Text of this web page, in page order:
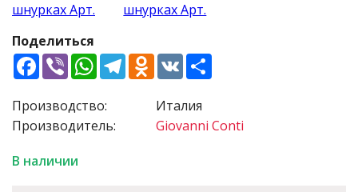
Поделиться
Facebook
ViberWhatsApp
TelegramOdnoklassniki
VK
Производство:
Производитель:
Италия
Giovanni Conti
В наличии